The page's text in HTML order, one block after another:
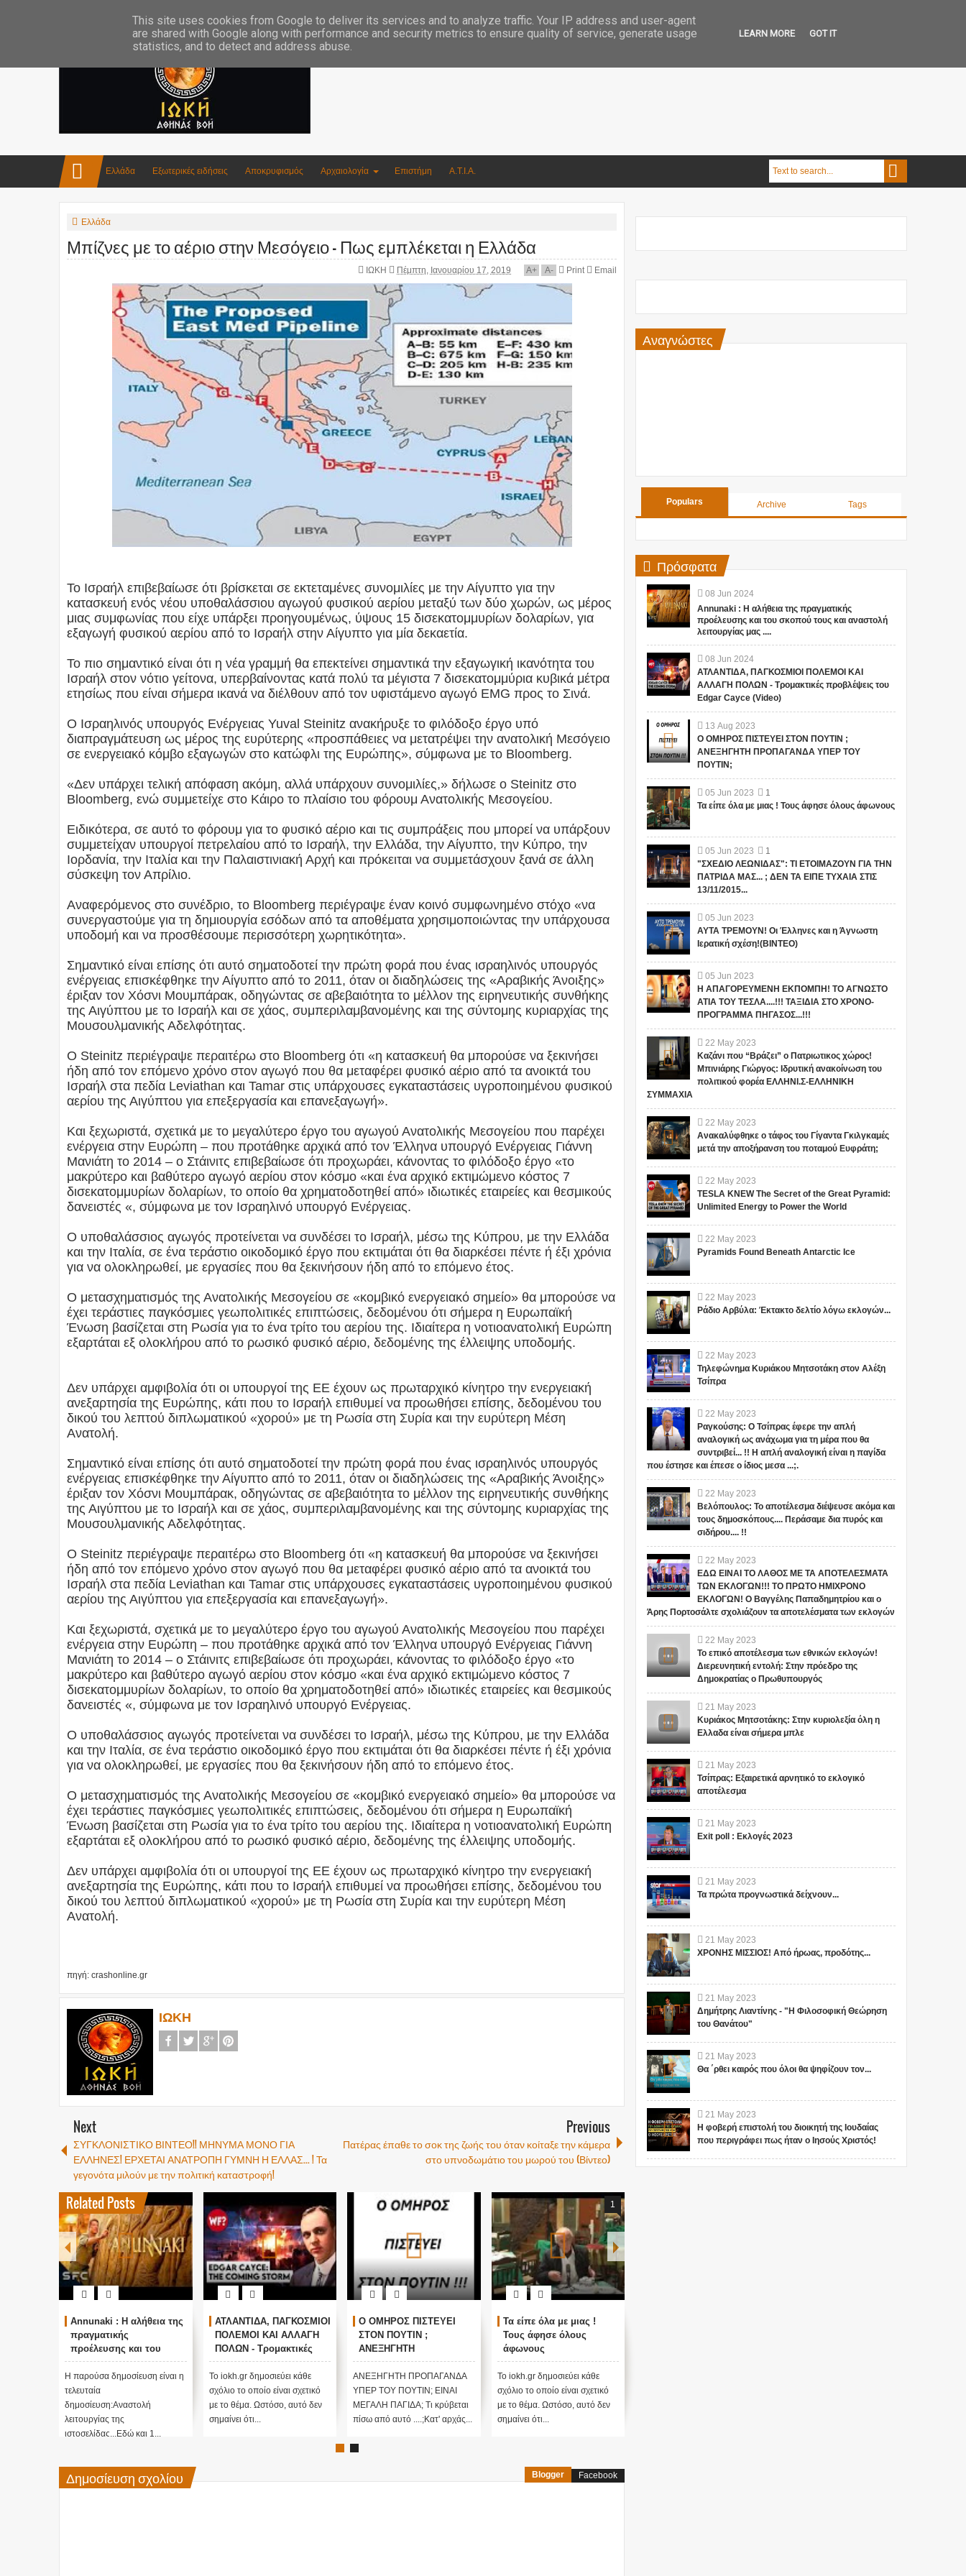
Ελλάδα Εξωτερικές ειδήσεις Αποκρυφισμός Αρχαιολογία Επιστήμη Α.Τ.Ι.Α.
Ελλάδα
Μπίζνες με το αέριο στην Μεσόγειο – Πως εμπλέκεται η Ελλάδα
ΙΩΚΗ Πέμπτη, Ιανουαρίου 17, 2019 A+ A- Print Email
Το Ισραήλ επιβεβαίωσε ότι βρίσκεται σε εκτεταμένες συνομιλίες με την Αίγυπτο για την
κατασκευή ενός νέου υποθαλάσσιου αγωγού φυσικού αερίου μεταξύ των δύο χωρών, ως μέρος
μιας συμφωνίας που είχε υπάρξει προηγουμένως, ύψους 15 δισεκατομμυρίων δολαρίων, για
εξαγωγή φυσικού αερίου από το Ισραήλ στην Αίγυπτο για μία δεκαετία.
Το πιο σημαντικό είναι ότι η νέα γραμμή θα επεκτείνει σημαντικά την εξαγωγική ικανότητα του
Ισραήλ στον νότιο γείτονα, υπερβαίνοντας κατά πολύ τα μέγιστα 7 δισεκατομμύρια κυβικά μέτρα
ετησίως που είναι σήμερα ικανά να διέλθουν από τον υφιστάμενο αγωγό EMG προς το Σινά.
Ο Ισραηλινός υπουργός Ενέργειας Yuval Steinitz ανακήρυξε το φιλόδοξο έργο υπό
διαπραγμάτευση ως μέρος της ευρύτερης «προσπάθειες να μετατρέψει την ανατολική Μεσόγειο
σε ενεργειακό κόμβο εξαγωγών στο κατώφλι της Ευρώπης», σύμφωνα με το Bloomberg.
«Δεν υπάρχει τελική απόφαση ακόμη, αλλά υπάρχουν συνομιλίες,» δήλωσε ο Steinitz στο
Bloomberg, ενώ συμμετείχε στο Κάιρο το πλαίσιο του φόρουμ Ανατολικής Μεσογείου.
Ειδικότερα, σε αυτό το φόρουμ για το φυσικό αέριο και τις συμπράξεις που μπορεί να υπάρξουν
συμμετείχαν υπουργοί πετρελαίου από το Ισραήλ, την Ελλάδα, την Αίγυπτο, την Κύπρο, την
Ιορδανία, την Ιταλία και την Παλαιστινιακή Αρχή και πρόκειται να συμμετάσχουν ξανά σε άλλη
σύσκεψη τον Απρίλιο.
Αναφερόμενος στο συνέδριο, το Bloomberg περιέγραψε έναν κοινό συμφωνημένο στόχο «να
συνεργαστούμε για τη δημιουργία εσόδων από τα αποθέματα χρησιμοποιώντας την υπάρχουσα
υποδομή και να προσθέσουμε περισσότερη χωρητικότητα».
Σημαντικό είναι επίσης ότι αυτό σηματοδοτεί την πρώτη φορά που ένας ισραηλινός υπουργός
ενέργειας επισκέφθηκε την Αίγυπτο από το 2011, όταν οι διαδηλώσεις της «Αραβικής Άνοιξης»
έριξαν τον Χόσνι Μουμπάρακ, οδηγώντας σε αβεβαιότητα το μέλλον της ειρηνευτικής συνθήκης
της Αιγύπτου με το Ισραήλ και σε χάος, συμπεριλαμβανομένης και της σύντομης κυριαρχίας της
Μουσουλμανικής Αδελφότητας.
Ο Steinitz περιέγραψε περαιτέρω στο Bloomberg ότι «η κατασκευή θα μπορούσε να ξεκινήσει
ήδη από τον επόμενο χρόνο στον αγωγό που θα μεταφέρει φυσικό αέριο από τα ανοικτά του
Ισραήλ στα πεδία Leviathan και Tamar στις υπάρχουσες εγκαταστάσεις υγροποιημένου φυσικού
αερίου της Αιγύπτου για επεξεργασία και επανεξαγωγή».
Και ξεχωριστά, σχετικά με το μεγαλύτερο έργο του αγωγού Ανατολικής Μεσογείου που παρέχει
ενέργεια στην Ευρώπη – που προτάθηκε αρχικά από τον Έλληνα υπουργό Ενέργειας Γιάννη
Μανιάτη το 2014 – ο Στάινιτς επιβεβαίωσε ότι προχωράει, κάνοντας το φιλόδοξο έργο «το
μακρύτερο και βαθύτερο αγωγό αερίου στον κόσμο «και ένα αρχικό εκτιμώμενο κόστος 7
δισεκατομμυρίων δολαρίων, το οποίο θα χρηματοδοτηθεί από» ιδιωτικές εταιρείες και θεσμικούς
δανειστές «, σύμφωνα με τον Ισραηλινό υπουργό Ενέργειας.
Ο υποθαλάσσιος αγωγός προτείνεται να συνδέσει το Ισραήλ, μέσω της Κύπρου, με την Ελλάδα
και την Ιταλία, σε ένα τεράστιο οικοδομικό έργο που εκτιμάται ότι θα διαρκέσει πέντε ή έξι χρόνια
για να ολοκληρωθεί, με εργασίες που θα ξεκινήσουν ήδη από το επόμενο έτος.
Ο μετασχηματισμός της Ανατολικής Μεσογείου σε «κομβικό ενεργειακό σημείο» θα μπορούσε να
έχει τεράστιες παγκόσμιες γεωπολιτικές επιπτώσεις, δεδομένου ότι σήμερα η Ευρωπαϊκή
Ένωση βασίζεται στη Ρωσία για το ένα τρίτο του αερίου της. Ιδιαίτερα η νοτιοανατολική Ευρώπη
εξαρτάται εξ ολοκλήρου από το ρωσικό φυσικό αέριο, δεδομένης της έλλειψης υποδομής.
Δεν υπάρχει αμφιβολία ότι οι υπουργοί της ΕΕ έχουν ως πρωταρχικό κίνητρο την ενεργειακή
ανεξαρτησία της Ευρώπης, κάτι που το Ισραήλ επιθυμεί να προωθήσει επίσης, δεδομένου του
δικού του λεπτού διπλωματικού «χορού» με τη Ρωσία στη Συρία και την ευρύτερη Μέση
Ανατολή.
Σημαντικό είναι επίσης ότι αυτό σηματοδοτεί την πρώτη φορά που ένας ισραηλινός υπουργός
ενέργειας επισκέφθηκε την Αίγυπτο από το 2011, όταν οι διαδηλώσεις της «Αραβικής Άνοιξης»
έριξαν τον Χόσνι Μουμπάρακ, οδηγώντας σε αβεβαιότητα το μέλλον της ειρηνευτικής συνθήκης
της Αιγύπτου με το Ισραήλ και σε χάος, συμπεριλαμβανομένης και της σύντομης κυριαρχίας της
Μουσουλμανικής Αδελφότητας.
Ο Steinitz περιέγραψε περαιτέρω στο Bloomberg ότι «η κατασκευή θα μπορούσε να ξεκινήσει
ήδη από τον επόμενο χρόνο στον αγωγό που θα μεταφέρει φυσικό αέριο από τα ανοικτά του
Ισραήλ στα πεδία Leviathan και Tamar στις υπάρχουσες εγκαταστάσεις υγροποιημένου φυσικού
αερίου της Αιγύπτου για επεξεργασία και επανεξαγωγή».
Και ξεχωριστά, σχετικά με το μεγαλύτερο έργο του αγωγού Ανατολικής Μεσογείου που παρέχει
ενέργεια στην Ευρώπη – που προτάθηκε αρχικά από τον Έλληνα υπουργό Ενέργειας Γιάννη
Μανιάτη το 2014 – ο Στάινιτς επιβεβαίωσε ότι προχωράει, κάνοντας το φιλόδοξο έργο «το
μακρύτερο και βαθύτερο αγωγό αερίου στον κόσμο «και ένα αρχικό εκτιμώμενο κόστος 7
δισεκατομμυρίων δολαρίων, το οποίο θα χρηματοδοτηθεί από» ιδιωτικές εταιρείες και θεσμικούς
δανειστές «, σύμφωνα με τον Ισραηλινό υπουργό Ενέργειας.
Ο υποθαλάσσιος αγωγός προτείνεται να συνδέσει το Ισραήλ, μέσω της Κύπρου, με την Ελλάδα
και την Ιταλία, σε ένα τεράστιο οικοδομικό έργο που εκτιμάται ότι θα διαρκέσει πέντε ή έξι χρόνια
για να ολοκληρωθεί, με εργασίες που θα ξεκινήσουν ήδη από το επόμενο έτος.
Ο μετασχηματισμός της Ανατολικής Μεσογείου σε «κομβικό ενεργειακό σημείο» θα μπορούσε να
έχει τεράστιες παγκόσμιες γεωπολιτικές επιπτώσεις, δεδομένου ότι σήμερα η Ευρωπαϊκή
Ένωση βασίζεται στη Ρωσία για το ένα τρίτο του αερίου της. Ιδιαίτερα η νοτιοανατολική Ευρώπη
εξαρτάται εξ ολοκλήρου από το ρωσικό φυσικό αέριο, δεδομένης της έλλειψης υποδομής.
Δεν υπάρχει αμφιβολία ότι οι υπουργοί της ΕΕ έχουν ως πρωταρχικό κίνητρο την ενεργειακή
ανεξαρτησία της Ευρώπης, κάτι που το Ισραήλ επιθυμεί να προωθήσει επίσης, δεδομένου του
δικού του λεπτού διπλωματικού «χορού» με τη Ρωσία στη Συρία και την ευρύτερη Μέση
Ανατολή.
πηγή: crashonline.gr
ΙΩΚΗ
Next
ΣΥΓΚΛΟΝΙΣΤΙΚΟ ΒΙΝΤΕΟ!! ΜΗΝΥΜΑ ΜΟΝΟ ΓΙΑ
ΕΛΛΗΝΕΣ! ΕΡΧΕΤΑΙ ΑΝΑΤΡΟΠΗ ΓΥΜΝΗ Η ΕΛΛΑΣ... ! Τα
γεγονότα μιλούν με την πολιτική καταστροφή!
Previous
Πατέρας έπαθε το σοκ της ζωής του όταν κοίταξε την κάμερα
στο υπνοδωμάτιο του μωρού του (Βίντεο)
Related Posts
Annunaki : Η αλήθεια της
πραγματικής
προέλευσης και του
σκοπού τους και
αναστολή λειτουργίας
Η παρούσα δημοσίευση είναι η
δημοσίευση:Αναστολή
λειτουργίας της
ιστοσελίδας...Εδώ και 1...
ΑΤΛΑΝΤΙΔΑ, ΠΑΓΚΟΣΜΙΟΙ
ΠΟΛΕΜΟΙ ΚΑΙ ΑΛΛΑΓΗ
ΠΟΛΩΝ - Τρομακτικές
προβλέψεις του Edgar
Cayce (Video)
Το iokh.gr δημοσιεύει κάθε
σχόλιο το οποίο είναι σχετικό
με το θέμα. Ωστόσο, αυτό δεν
σημαίνει ότι...
Ο ΟΜΗΡΟΣ ΠΙΣΤΕΥΕΙ
ΣΤΟΝ ΠΟΥΤΙΝ ;
ΑΝΕΞΗΓΗΤΗ
ΠΡΟΠΑΓΑΝΔΑ ΥΠΕΡ ΤΟΥ
ΑΝΕΞΗΓΗΤΗ ΠΡΟΠΑΓΑΝΔΑ
ΥΠΕΡ ΤΟΥ ΠΟΥΤΙΝ; ΕΙΝΑΙ
ΜΕΓΑΛΗ ΠΑΓΙΔΑ; Τι κρύβεται
πίσω από αυτό ....;Κατ' αρχάς...
1
Τα είπε όλα με μιας !
Τους άφησε όλους
Το iokh.gr δημοσιεύει κάθε
σχόλιο το οποίο είναι σχετικό
με το θέμα. Ωστόσο, αυτό δεν
σημαίνει ότι...
ΕΙΠΕ ΤΥΧΑΙΑ ΣΤΙΣ
Το iokh.gr δημοσιεύει κάθε
σχόλιο το οποίο είναι σχετικό
με το θέμα. Ωστόσο, αυτό δεν
Δημοσίευση σχολίου Blogger Facebook
Αναγνώστες
Populars Archive Tags
Πρόσφατα
08 Jun 2024
Annunaki : Η αλήθεια της πραγματικής
προέλευσης και του σκοπού τους και αναστολή
λειτουργίας μας ....
08 Jun 2024
ΑΤΛΑΝΤΙΔΑ, ΠΑΓΚΟΣΜΙΟΙ ΠΟΛΕΜΟΙ ΚΑΙ
ΑΛΛΑΓΗ ΠΟΛΩΝ - Τρομακτικές προβλέψεις του
Edgar Cayce (Video)
13 Aug 2023
Ο ΟΜΗΡΟΣ ΠΙΣΤΕΥΕΙ ΣΤΟΝ ΠΟΥΤΙΝ ;
ΑΝΕΞΗΓΗΤΗ ΠΡΟΠΑΓΑΝΔΑ ΥΠΕΡ ΤΟΥ
ΠΟΥΤΙΝ;
05 Jun 2023
1
Τα είπε όλα με μιας ! Τους άφησε όλους άφωνους
05 Jun 2023
1
"ΣΧΕΔΙΟ ΛΕΩΝΙΔΑΣ": ΤΙ ΕΤΟΙΜΑΖΟΥΝ ΓΙΑ ΤΗΝ
ΠΑΤΡΙΔΑ ΜΑΣ... ; ΔΕΝ ΤΑ ΕΙΠΕ ΤΥΧΑΙΑ ΣΤΙΣ
13/11/2015...
05 Jun 2023
ΑΥΤΑ ΤΡΕΜΟΥΝ! Οι Έλληνες και η Άγνωστη
Ιερατική σχέση!(ΒΙΝΤΕΟ)
05 Jun 2023
Η ΑΠΑΓΟΡΕΥΜΕΝΗ ΕΚΠΟΜΠΗ! ΤΟ ΑΓΝΩΣΤΟ
ΑΤΙΑ ΤΟΥ ΤΕΣΛΑ....!!! ΤΑΞΙΔΙΑ ΣΤΟ ΧΡΟΝΟ-
ΠΡΟΓΡΑΜΜΑ ΠΗΓΑΣΟΣ...!!!
22 May 2023
Καζάνι που “Βράζει” ο Πατριωτικος χώρος!
Μπινιάρης Γιώργος: Ιδρυτική ανακοίνωση του
πολιτικού φορέα ΕΛΛΗΝΙ.Σ-ΕΛΛΗΝΙΚΗ
ΣΥΜΜΑΧΙΑ
22 May 2023
Ανακαλύφθηκε ο τάφος του Γίγαντα Γκιλγκαμές
μετά την αποξήρανση του ποταμού Ευφράτη;
22 May 2023
TESLA KNEW The Secret of the Great Pyramid:
Unlimited Energy to Power the World
22 May 2023
Pyramids Found Beneath Antarctic Ice
22 May 2023
Ράδιο Αρβύλα: Έκτακτο δελτίο λόγω εκλογών...
22 May 2023
Τηλεφώνημα Κυριάκου Μητσοτάκη στον Αλέξη
Τσίπρα
22 May 2023
Ραγκούσης: Ο Τσίπρας έφερε την απλή
αναλογική ως ανάχωμα για τη μέρα που θα
συντριβεί... !! Η απλή αναλογική είναι η παγίδα
που έστησε και έπεσε ο ίδιος μεσα ...;.
22 May 2023
Βελόπουλος: Το αποτέλεσμα διέψευσε ακόμα και
τους δημοσκόπους.... Περάσαμε δια πυρός και
σιδήρου.... !!
22 May 2023
ΕΔΩ ΕΙΝΑΙ ΤΟ ΛΑΘΟΣ ΜΕ ΤΑ ΑΠΟΤΕΛΕΣΜΑΤΑ
ΤΩΝ ΕΚΛΟΓΩΝ!!! ΤΟ ΠΡΩΤΟ ΗΜΙΧΡΟΝΟ
ΕΚΛΟΓΩΝ! Ο Βαγγέλης Παπαδημητρίου και ο
Άρης Πορτοσάλτε σχολιάζουν τα αποτελέσματα των εκλογών
22 May 2023
Το επικό αποτέλεσμα των εθνικών εκλογών!
Διερευνητική εντολή: Στην πρόεδρο της
Δημοκρατίας ο Πρωθυπουργός
21 May 2023
Κυριάκος Μητσοτάκης: Στην κυριολεξία όλη η
Ελλαδα είναι σήμερα μπλε
21 May 2023
Τσίπρας: Εξαιρετικά αρνητικό το εκλογικό
αποτέλεσμα
21 May 2023
Exit poll : Εκλογές 2023
21 May 2023
Τα πρώτα προγνωστικά δείχνουν...
21 May 2023
ΧΡΟΝΗΣ ΜΙΣΣΙΟΣ! Από ήρωας, προδότης...
21 May 2023
Δημήτρης Λιαντίνης - "Η Φιλοσοφική Θεώρηση
του Θανάτου"
21 May 2023
Θα ΄ρθει καιρός που όλοι θα ψηφίζουν τον...
21 May 2023
Η φοβερή επιστολή του διοικητή της Ιουδαίας
που περιγράφει πως ήταν ο Ιησούς Χριστός!
This site uses cookies from Google to deliver its services and to analyze traffic. Your IP address and user-agent
are shared with Google along with performance and security metrics to ensure quality of service, generate usage
statistics, and to detect and address abuse.
LEARN MORE GOT IT